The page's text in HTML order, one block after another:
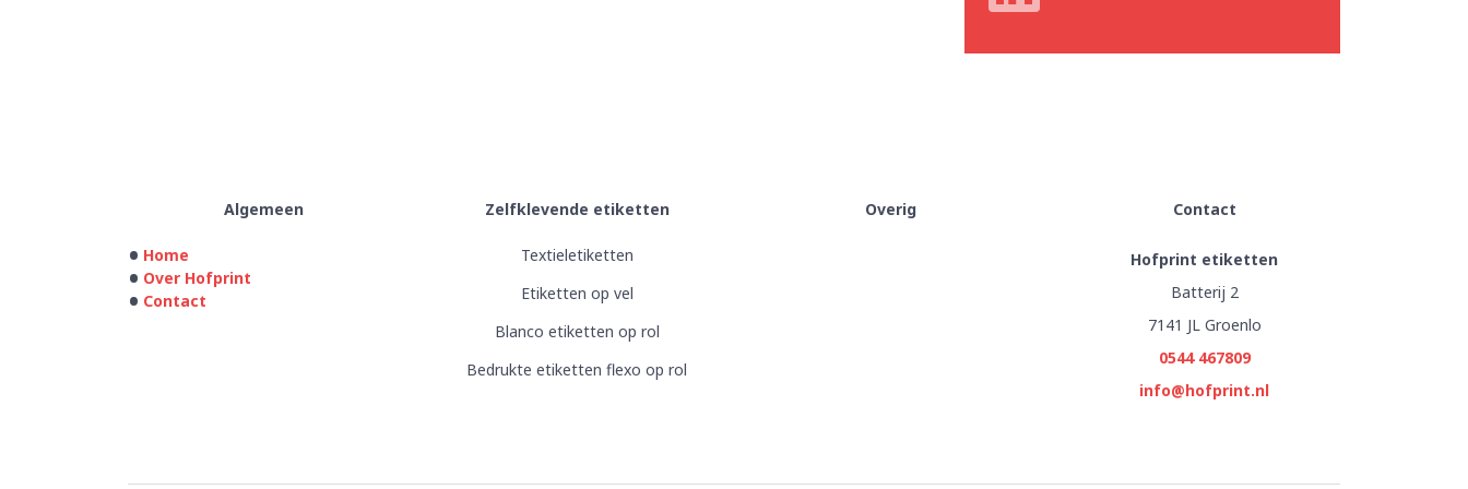
Algemeen
Home
Over Hofprint
Contact
Zelfklevende etiketten
Textieletiketten
Etiketten op vel
Blanco etiketten op rol
Bedrukte etiketten flexo op rol
Overig Contact
Hofprint etiketten
Batterij 2
7141 JL Groenlo
0544 467809
info@hofprint.nl